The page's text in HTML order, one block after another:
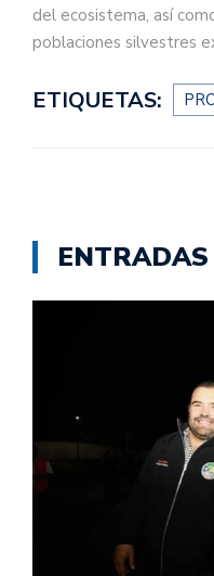
del ecosistema, así
poblaciones silvestres
ETIQUETAS: